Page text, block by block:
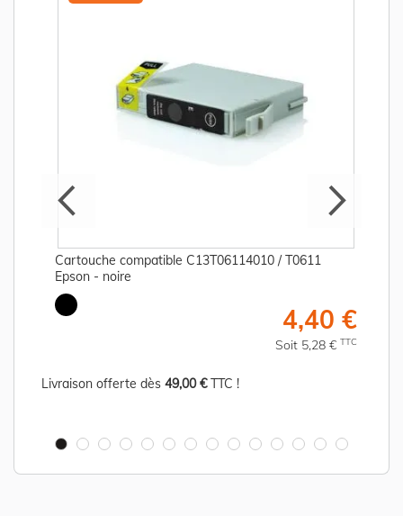
Cartouche compatible C13T06114010 / T0611
Epson - noire
4,40 €
Soit 5,28 € TTC
Livraison offerte dès 49,00 €TTC !